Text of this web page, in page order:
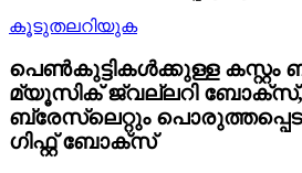
കൂടുതലറിയുക
പെൺകുട്ടികൾക്കുള്ള കസ്റ്റം
മ്യൂസിക് ജ്വല്ലറി
ബ്രേസ്ലെറ്റും
ഗിഫ്റ്റ് ബോക്സ്